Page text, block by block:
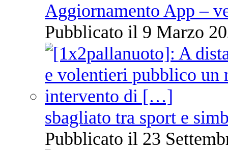
Aggiornamento App –
Pubblicato il 9 Marzo
sbagliato tra sport e
Pubblicato il 23